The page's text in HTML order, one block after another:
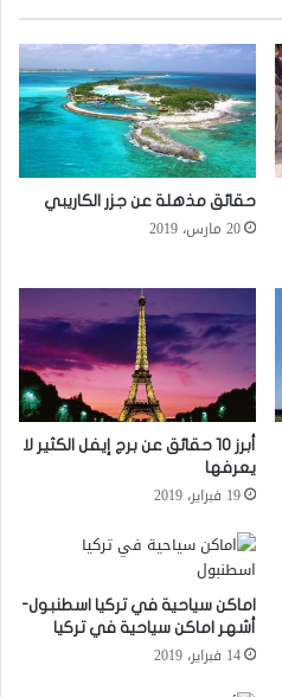
حقائق مذهلة عن جزر الكاريبي
20 مارس، 2019
أبرز 10 حقائق عن برج إيفل الكثير لا
يعرفها
19 فبراير، 2019
اماكن سياحية في تركيا اسطنبول-
أشهر اماكن سياحية في تركيا
14 فبراير، 2019